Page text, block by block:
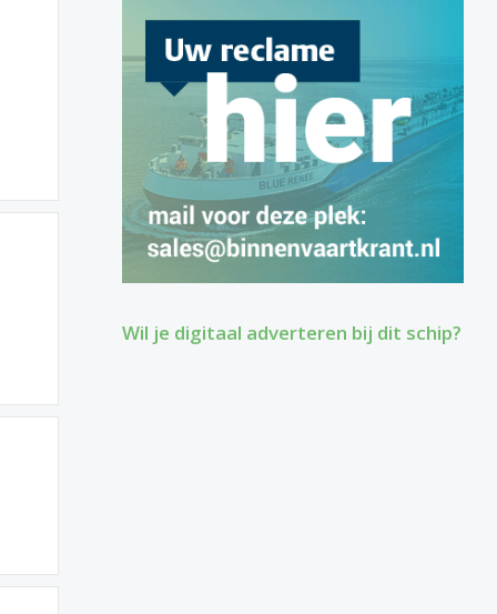
Wil je digitaal adverteren bij dit schip?